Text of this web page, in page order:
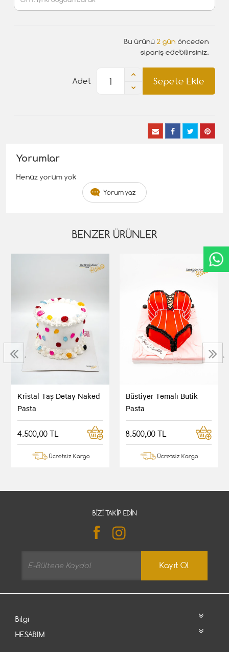
Bu ürünü 2 gün önceden
sipariş edebilirsiniz.
Sepete Ekle
Adet
Yorumlar
Henüz yorum yok
Yorum yaz
BENZER ÜRÜNLER
Kristal Taş Detay Naked
Pasta
4.500,00 TL
Ücretsiz Kargo
Büstiyer Temalı Butik
Pasta
8.500,00 TL
Ücretsiz Kargo
‹ ›
BIZI TAKIP EDIN
Kayıt Ol
Bilgi
HESABIM